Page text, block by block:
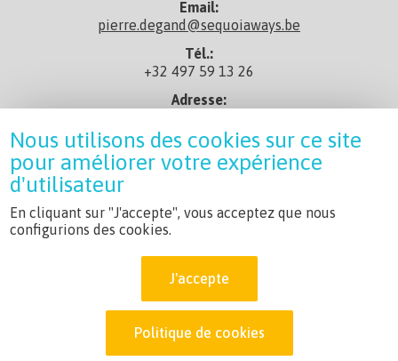
Email:
pierre.degand@sequoiaways.be
Tél.:
+32 497 59 13 26
Adresse:
En savoir+:
Profil Linkedin
Conditions générales
Charte du Réseau Sequoia
Non assujetti à la TVA
Nous utilisons des cookies sur ce site
pour améliorer votre expérience
d'utilisateur
En cliquant sur "J'accepte", vous acceptez que nous
configurions des cookies.
J'accepte
Politique de cookies